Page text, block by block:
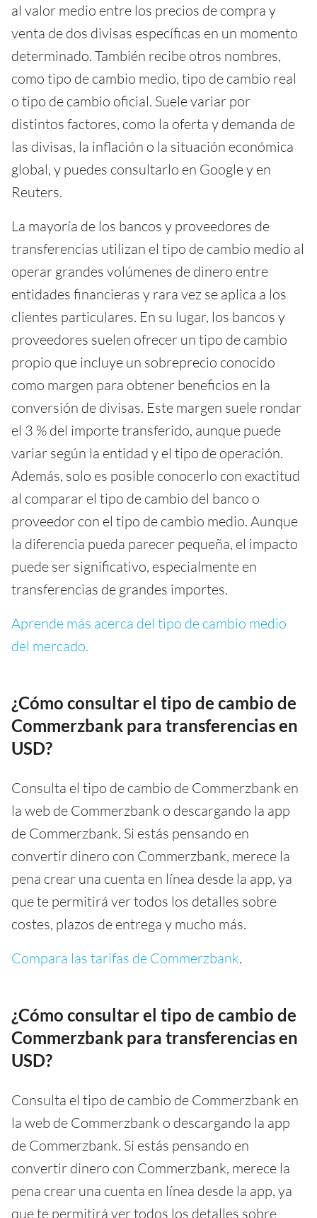
al valor medio entre los precios de compra y
venta de dos divisas específicas en un momento
determinado. También recibe otros nombres,
como tipo de cambio medio, tipo de cambio real
o tipo de cambio oficial. Suele variar por
distintos factores, como la oferta y demanda de
las divisas, la inflación o la situación económica
global, y puedes consultarlo en Google y en
Reuters.
La mayoría de los bancos y proveedores de
transferencias utilizan el tipo de cambio medio al
operar grandes volúmenes de dinero entre
entidades financieras y rara vez se aplica a los
clientes particulares. En su lugar, los bancos y
proveedores suelen ofrecer un tipo de cambio
propio que incluye un sobreprecio conocido
como margen para obtener beneficios en la
conversión de divisas. Este margen suele rondar
el 3 % del importe transferido, aunque puede
variar según la entidad y el tipo de operación.
Además, solo es posible conocerlo con exactitud
al comparar el tipo de cambio del banco o
proveedor con el tipo de cambio medio. Aunque
la diferencia pueda parecer pequeña, el impacto
puede ser significativo, especialmente en
transferencias de grandes importes.
Aprende más acerca del tipo de cambio medio
del mercado.
¿Cómo consultar el tipo de cambio de
Commerzbank para transferencias en
USD?
Consulta el tipo de cambio de Commerzbank en
la web de Commerzbank o descargando la app
de Commerzbank. Si estás pensando en
convertir dinero con Commerzbank, merece la
pena crear una cuenta en línea desde la app, ya
que te permitirá ver todos los detalles sobre
costes, plazos de entrega y mucho más.
Compara las tarifas de Commerzbank.
¿Cómo consultar el tipo de cambio de
Commerzbank para transferencias en
USD?
Consulta el tipo de cambio de Commerzbank en
la web de Commerzbank o descargando la app
de Commerzbank. Si estás pensando en
convertir dinero con Commerzbank, merece la
pena crear una cuenta en línea desde la app, ya
que te permitirá ver todos los detalles sobre